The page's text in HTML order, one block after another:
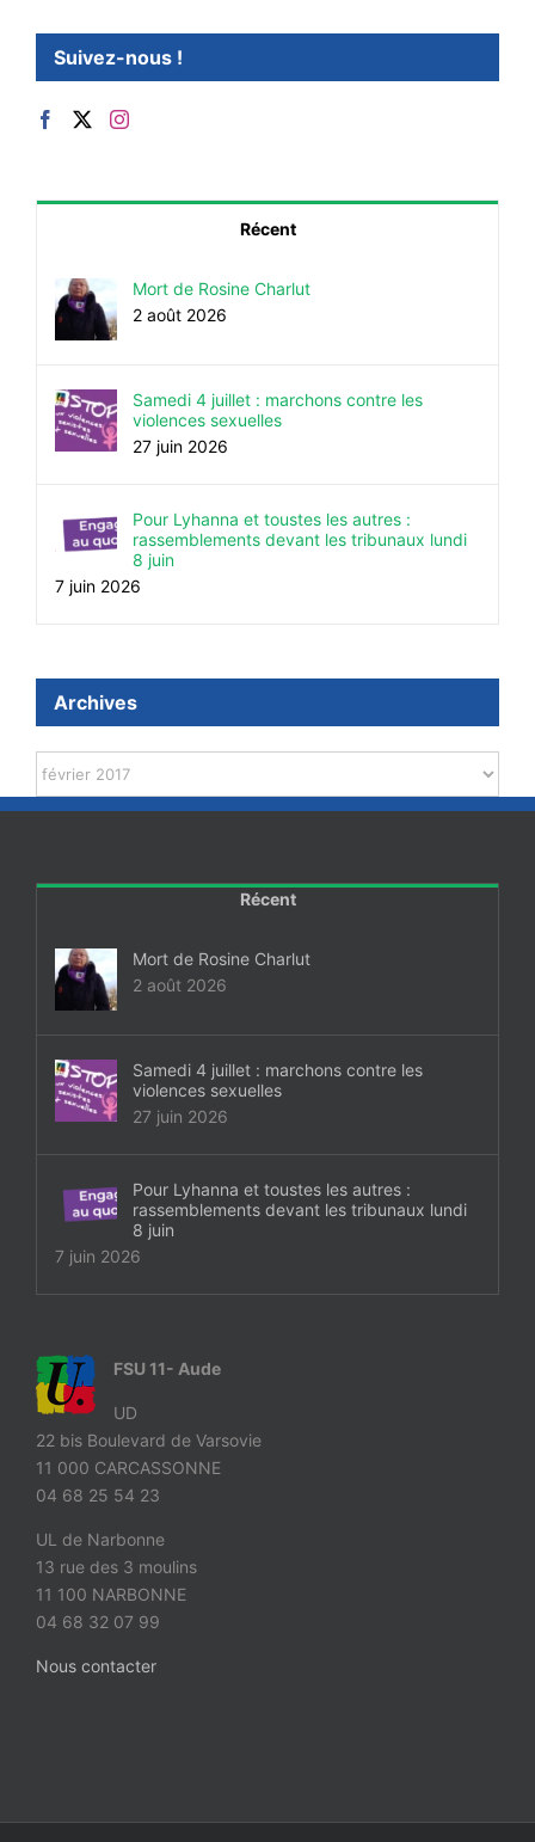
Suivez-nous !
Récent
Mort de Rosine Charlut
2 août 2026
Samedi 4 juillet : marchons contre les
violences sexuelles
27 juin 2026
Pour Lyhanna et toustes les autres :
rassemblements devant les tribunaux lundi
8 juin
7 juin 2026
Archives
Archives
Récent
Mort de Rosine Charlut
2 août 2026
Samedi 4 juillet : marchons contre les
violences sexuelles
27 juin 2026
Pour Lyhanna et toustes les autres :
rassemblements devant les tribunaux lundi
8 juin
7 juin 2026
FSU 11- Aude
UD
22 bis Boulevard de Varsovie
11 000 CARCASSONNE
04 68 25 54 23
UL de Narbonne
13 rue des 3 moulins
11 100 NARBONNE
04 68 32 07 99
Nous contacter